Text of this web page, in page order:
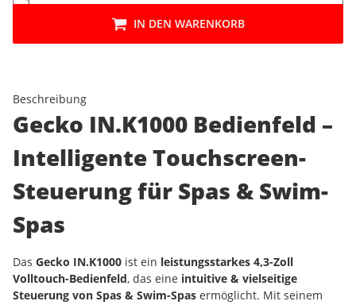
IN DEN WARENKORB
Beschreibung
Gecko IN.K1000 Bedienfeld –
Intelligente Touchscreen-
Steuerung für Spas & Swim-
Spas
Das Gecko IN.K1000 ist ein leistungsstarkes 4,3-Zoll
Volltouch-Bedienfeld, das eine intuitive & vielseitige
Steuerung von Spas & Swim-Spas ermöglicht. Mit seinem